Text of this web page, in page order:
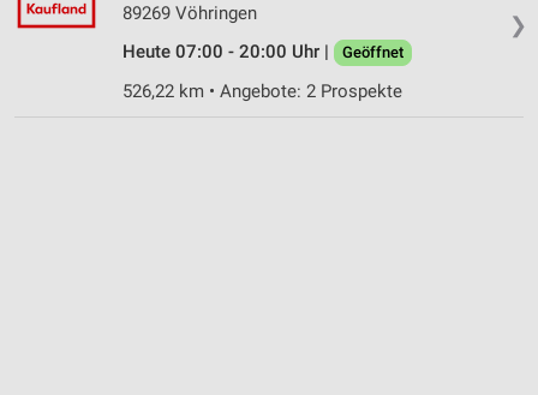
❯
89269 Vöhringen
Heute 07:00 - 20:00 Uhr |
Geöffnet
526,22 km • Angebote: 2 Prospekte